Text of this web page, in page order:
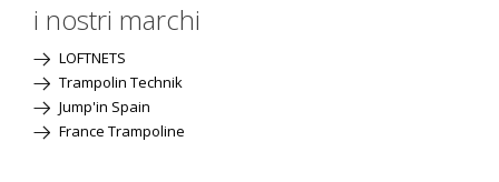
i nostri marchi
LOFTNETS
Trampolin Technik
Jump'in Spain
France Trampoline